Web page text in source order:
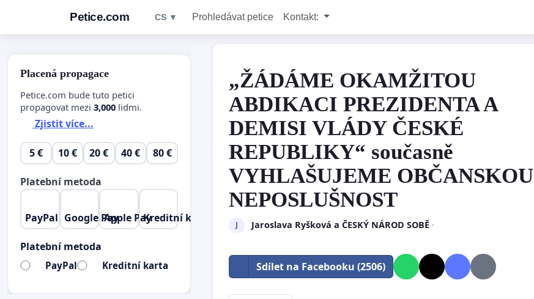
Petice.com CS ▼ Prohledávat petice Kontakt:
„ŽÁDÁME OKAMŽITOU
ABDIKACI PREZIDENTA A
DEMISI VLÁDY ČESKÉ
REPUBLIKY“ současně
VYHLAŠUJEME OBČANSKOU
NEPOSLUŠNOST
J Jaroslava Ryšková a ČESKÝ NÁROD SOBĚ·
Sdílet na Facebooku (2506)
Placená propagace
Petice.com bude tuto petici
propagovat mezi 3,000 lidmi.
Zjistit více...
5 € 10 € 20 € 40 € 80 €
Platební metoda
PayPal Google PayApple PayKreditní karta
Platební metoda
PayPal Kreditní karta